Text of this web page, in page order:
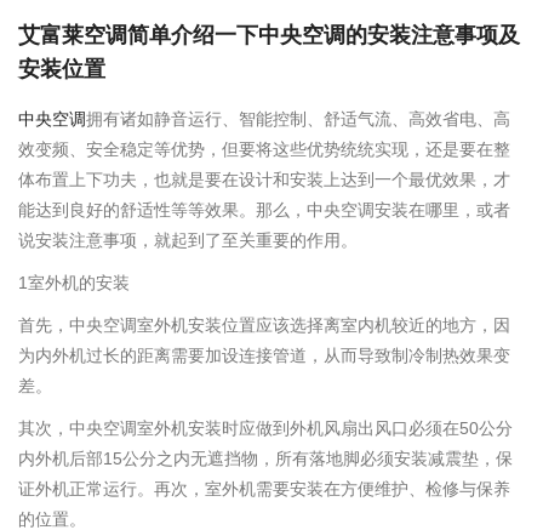
艾富莱空调简单介绍一下中央空调的安装注意事项及
安装位置
中央空调拥有诸如静音运行、智能控制、舒适气流、高效省电、高
效变频、安全稳定等优势，但要将这些优势统统实现，还是要在整
体布置上下功夫，也就是要在设计和安装上达到一个最优效果，才
能达到良好的舒适性等等效果。那么，中央空调安装在哪里，或者
说安装注意事项，就起到了至关重要的作用。
1室外机的安装
首先，中央空调室外机安装位置应该选择离室内机较近的地方，因
为内外机过长的距离需要加设连接管道，从而导致制冷制热效果变
差。
其次，中央空调室外机安装时应做到外机风扇出风口必须在50公分
内外机后部15公分之内无遮挡物，所有落地脚必须安装减震垫，保
证外机正常运行。再次，室外机需要安装在方便维护、检修与保养
的位置。